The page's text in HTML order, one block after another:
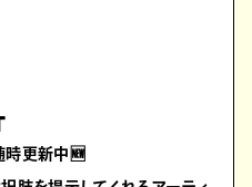
時更新中🆕